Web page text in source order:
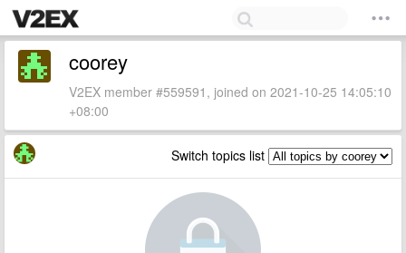
coorey
V2EX member #559591, joined on 2021-10-25 14:05:10
+08:00
Switch topics list